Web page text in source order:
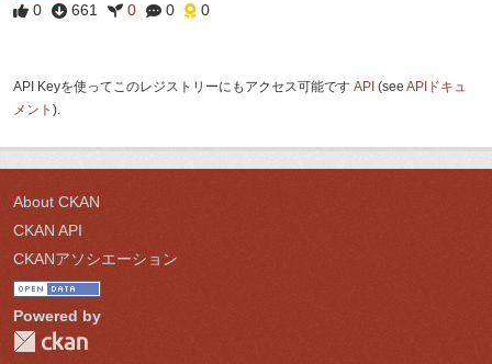
0 661 0 0 0
API Keyを使ってこのレジストリーにもアクセス可能です API (see APIドキュ
メント ).
About CKAN
CKAN API
CKANアソシエーション
Powered by